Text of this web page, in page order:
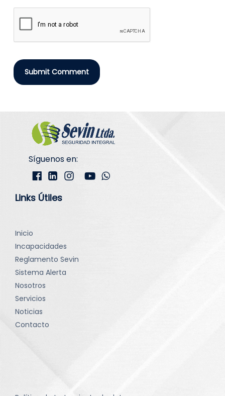
Síguenos en:
Links Útiles
Inicio
Incapacidades
Reglamento Sevin
Sistema Alerta
Nosotros
Servicios
Noticias
Contacto